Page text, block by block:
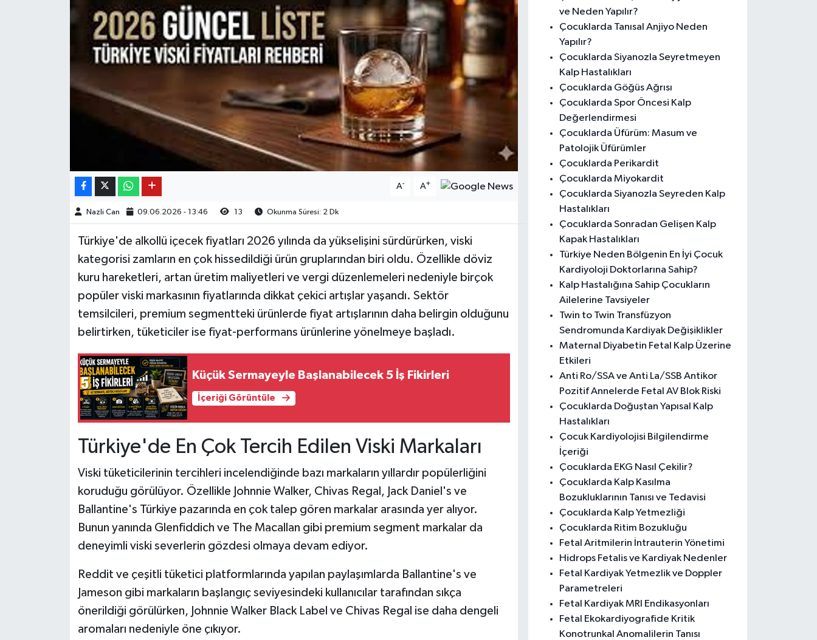
A- A+
Nazli Can 09.06.2026 - 13:46 13 Okunma Süresi: 2 Dk
Türkiye'de alkollü içecek fiyatları 2026 yılında da yükselişini sürdürürken, viski
kategorisi zamların en çok hissedildiği ürün gruplarından biri oldu. Özellikle döviz
kuru hareketleri, artan üretim maliyetleri ve vergi düzenlemeleri nedeniyle birçok
popüler viski markasının fiyatlarında dikkat çekici artışlar yaşandı. Sektör
temsilcileri, premium segmentteki ürünlerde fiyat artışlarının daha belirgin olduğunu
belirtirken, tüketiciler ise fiyat-performans ürünlerine yönelmeye başladı.
Küçük Sermayeyle Başlanabilecek 5 İş Fikirleri
İçeriği Görüntüle
Türkiye'de En Çok Tercih Edilen Viski Markaları
Viski tüketicilerinin tercihleri incelendiğinde bazı markaların yıllardır popülerliğini
koruduğu görülüyor. Özellikle Johnnie Walker, Chivas Regal, Jack Daniel's ve
Ballantine's Türkiye pazarında en çok talep gören markalar arasında yer alıyor.
Bunun yanında Glenfiddich ve The Macallan gibi premium segment markalar da
deneyimli viski severlerin gözdesi olmaya devam ediyor.
Reddit ve çeşitli tüketici platformlarında yapılan paylaşımlarda Ballantine's ve
Jameson gibi markaların başlangıç seviyesindeki kullanıcılar tarafından sıkça
önerildiği görülürken, Johnnie Walker Black Label ve Chivas Regal ise daha dengeli
aromaları nedeniyle öne çıkıyor.
ve Neden Yapılır?
Çocuklarda Tanısal Anjiyo Neden
Yapılır?
Çocuklarda Siyanozla Seyretmeyen
Kalp Hastalıkları
Çocuklarda Göğüs Ağrısı
Çocuklarda Spor Öncesi Kalp
Değerlendirmesi
Çocuklarda Üfürüm: Masum ve
Patolojik Üfürümler
Çocuklarda Perikardit
Çocuklarda Miyokardit
Çocuklarda Siyanozla Seyreden Kalp
Hastalıkları
Çocuklarda Sonradan Gelişen Kalp
Kapak Hastalıkları
Türkiye Neden Bölgenin En İyi Çocuk
Kardiyoloji Doktorlarına Sahip?
Kalp Hastalığına Sahip Çocukların
Ailelerine Tavsiyeler
Twin to Twin Transfüzyon
Sendromunda Kardiyak Değişiklikler
Maternal Diyabetin Fetal Kalp Üzerine
Etkileri
Anti Ro/SSA ve Anti La/SSB Antikor
Pozitif Annelerde Fetal AV Blok Riski
Çocuklarda Doğuştan Yapısal Kalp
Hastalıkları
Çocuk Kardiyolojisi Bilgilendirme
İçeriği
Çocuklarda EKG Nasıl Çekilir?
Çocuklarda Kalp Kasılma
Bozukluklarının Tanısı ve Tedavisi
Çocuklarda Kalp Yetmezliği
Çocuklarda Ritim Bozukluğu
Fetal Aritmilerin İntrauterin Yönetimi
Hidrops Fetalis ve Kardiyak Nedenler
Fetal Kardiyak Yetmezlik ve Doppler
Parametreleri
Fetal Kardiyak MRI Endikasyonları
Fetal Ekokardiyografide Kritik
Konotrunkal Anomalilerin Tanısı